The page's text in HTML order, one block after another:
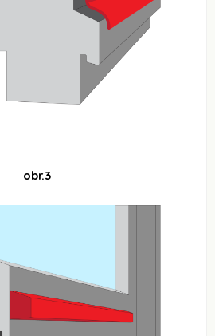
obr.3